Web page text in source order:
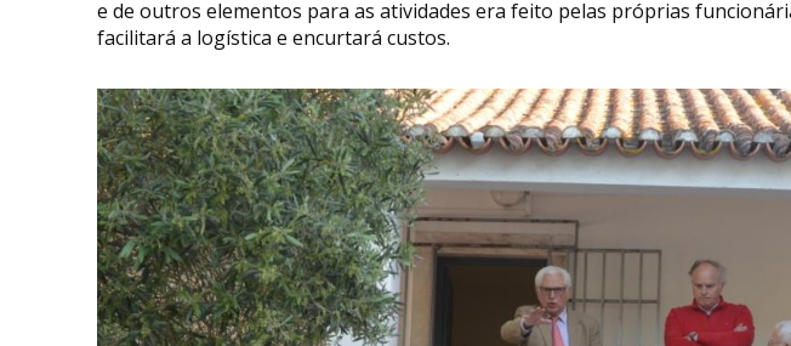
e de outros elementos para as atividades era feito pelas próprias
facilitará a logística e encurtará custos.